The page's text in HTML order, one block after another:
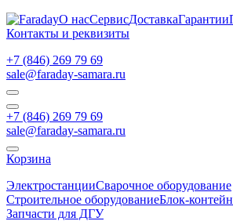
О насСервисДоставкаГарантии
Контакты и реквизиты
+7 (846) 269 79 69
sale@faraday-samara.ru
+7 (846) 269 79 69
sale@faraday-samara.ru
Корзина
ЭлектростанцииСварочное оборудование
Строительное оборудованиеБлок-
Запчасти для ДГУ